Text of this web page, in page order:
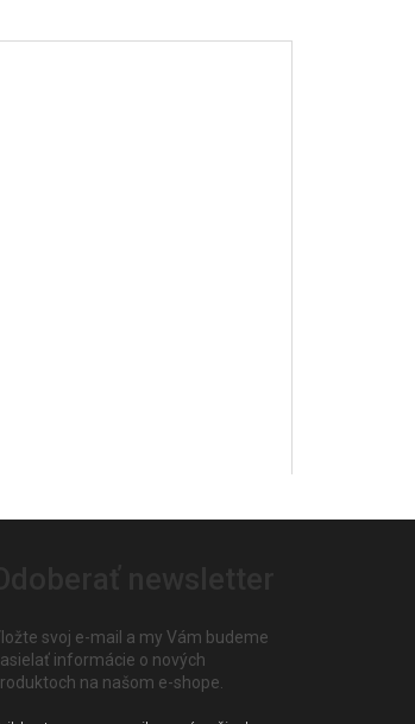
svoj e-mail a my Vám budeme
informácie o nových
na našom e-shope.